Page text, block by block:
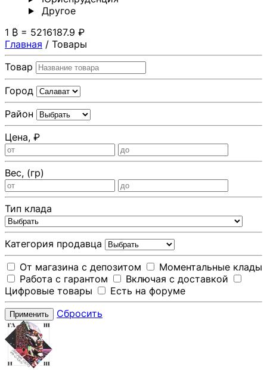
Другoе
1 ₿ = 5216187.9 ₽
Главная / Товары
Товар
Город
Район
Цена, ₽
Вес, (гр)
Тип клада
Категория продавца
От магазина с депозитом
Моментальные клады
Работа с гарантом
Включая с доставкой
Цифровые товары
Есть на форуме
Применить Сбросить